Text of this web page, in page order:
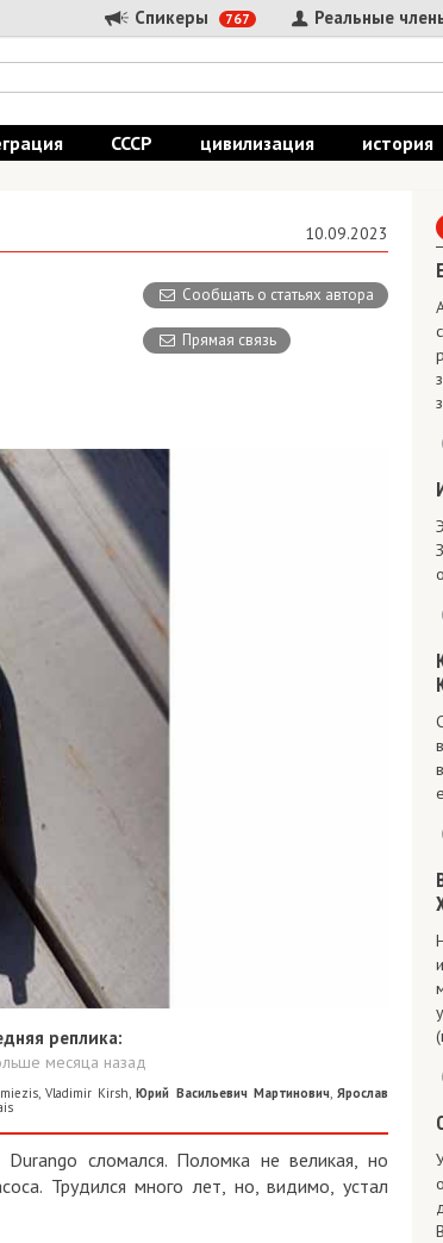
Спикеры 767 Реальные
СССР цивилизация история
10.09.2023
Сообщать о статьях автора
Прямая связь
реплика:
месяца назад
,Vladimir Kirsh,Юрий Васильевич Мартинович,Ярослав
сломался. Поломка не великая, но
Трудился много лет, но, видимо, устал